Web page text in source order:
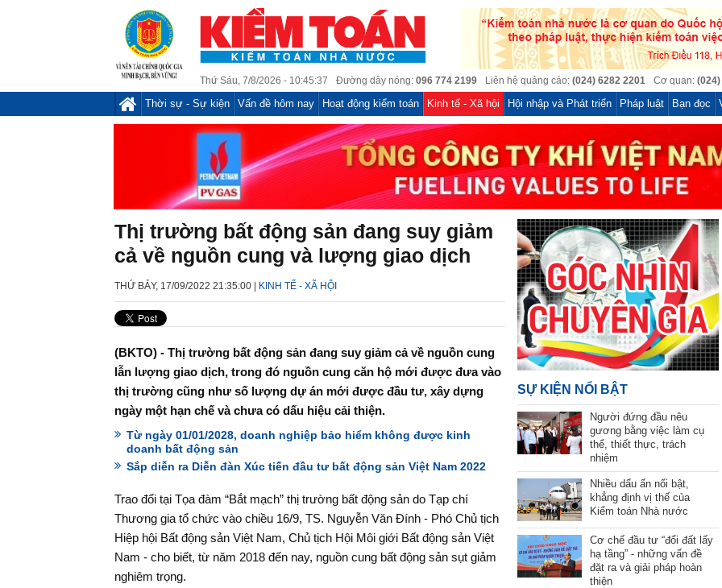
Thứ Sáu, 7/8/2026 - 10:45:37 Đường dây nóng: 096 774 2199 Liên hệ quảng cáo: (024) 6282 2201 Cơ quan:
Thời sự - Sự kiện Vấn đề hôm nay Hoạt động kiểm toán Kinh tế - Xã hội Hội nhập và Phát triển Pháp luật Bạn đọc
Thị trường bất động sản đang suy giảm
cả về nguồn cung và lượng giao dịch
THỨ BẢY, 17/09/2022 21:35:00 | KINH TẾ - XÃ HỘI
(BKTO) - Thị trường bất động sản đang suy giảm cả về nguồn cung
lẫn lượng giao dịch, trong đó nguồn cung căn hộ mới được đưa vào
thị trường cũng như số lượng dự án mới được đầu tư, xây dựng
ngày một hạn chế và chưa có dấu hiệu cải thiện.
Từ ngày 01/01/2028, doanh nghiệp bảo hiểm không được kinh
doanh bất động sản
Sắp diễn ra Diễn đàn Xúc tiến đầu tư bất động sản Việt Nam 2022
Trao đổi tại Tọa đàm “Bắt mạch” thị trường bất động sản do Tạp chí
Thương gia tổ chức vào chiều 16/9, TS. Nguyễn Văn Đính - Phó Chủ tịch
Hiệp hội Bất động sản Việt Nam, Chủ tịch Hội Môi giới Bất động sản Việt
Nam - cho biết, từ năm 2018 đến nay, nguồn cung bất động sản sụt giảm
nghiêm trọng.
SỰ KIỆN NỔI BẬT
Người đứng đầu nêu
gương bằng việc làm cụ
thể, thiết thực, trách
nhiệm
Nhiều dấu ấn nổi bật,
khẳng định vị thế của
Kiểm toán Nhà nước
Cơ chế đầu tư “đổi đất lấy
hạ tầng” - những vấn đề
đặt ra và giải pháp hoàn
thiện